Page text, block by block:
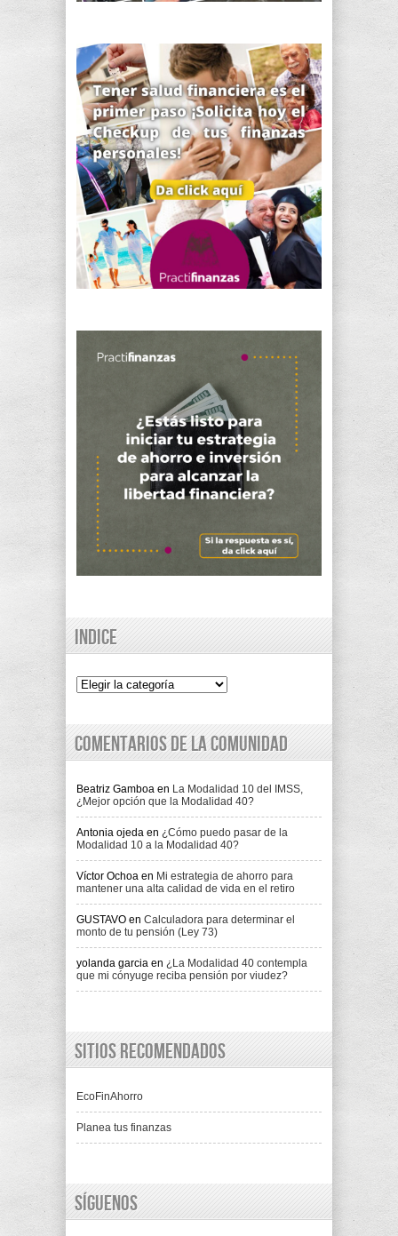
Indice
Indice
Comentarios de la comunidad
Beatriz Gamboa en La Modalidad 10 del IMSS,
¿Mejor opción que la Modalidad 40?
Antonia ojeda en ¿Cómo puedo pasar de la
Modalidad 10 a la Modalidad 40?
Víctor Ochoa en Mi estrategia de ahorro para
mantener una alta calidad de vida en el retiro
GUSTAVO en Calculadora para determinar el
monto de tu pensión (Ley 73)
yolanda garcia en ¿La Modalidad 40 contempla
que mi cónyuge reciba pensión por viudez?
Sitios recomendados
EcoFinAhorro
Planea tus finanzas
Síguenos